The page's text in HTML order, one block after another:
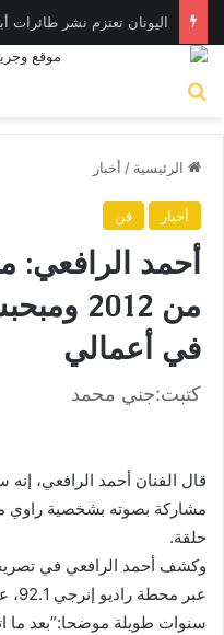
اليونان تعتزم نشر طائرات
الرئيسية / أخبار
أخبار فن
أحمد
من
في أعمالي
كتبت:جني محمد
قال الفنان أحمد الرافعي، إنه
مشاركة بصوته بشخصية
حلقة.
وكشف أحمد الرافعي في
سنوات طويلة موضحا:”بعد